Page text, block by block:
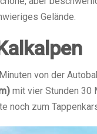
Gelände.
von der
mit vier Stunden 30
noch zum